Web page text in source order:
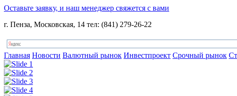
Оставьте заявку, и наш менеджер свяжется с вами
г. Пенза, Московская, 14 тел: (841) 279-26-22
Главная Новости Валютный рынок Инвестпроект Срочный рынок